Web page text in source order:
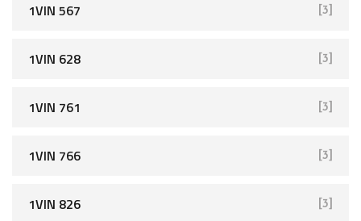
1VIN 567 [3]
1VIN 628 [3]
1VIN 761 [3]
1VIN 766 [3]
1VIN 826 [3]